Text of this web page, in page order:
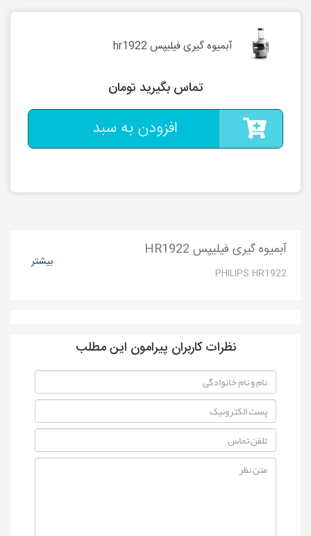
آبمیوه گیری فیلیپس hr1922
تماس بگیرید تومان
افزودن به سبد
آبمیوه گیری فیلیپس HR1922
PHILIPS HR1922
بیشتر
نظرات کاربران پیرامون این مطلب